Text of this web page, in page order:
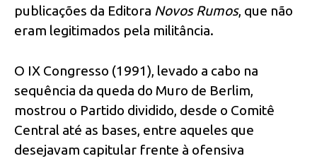
publicações da Editora Novos Rumos, que não
eram legitimados pela militância.
O IX Congresso (1991), levado a cabo na
sequência da queda do Muro de Berlim,
mostrou o Partido dividido, desde o Comitê
Central até as bases, entre aqueles que
desejavam capitular frente à ofensiva